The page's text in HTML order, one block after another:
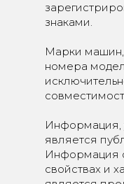
знаками.
Марки машин,
номера
Информация,
является
Информация
свойствах и